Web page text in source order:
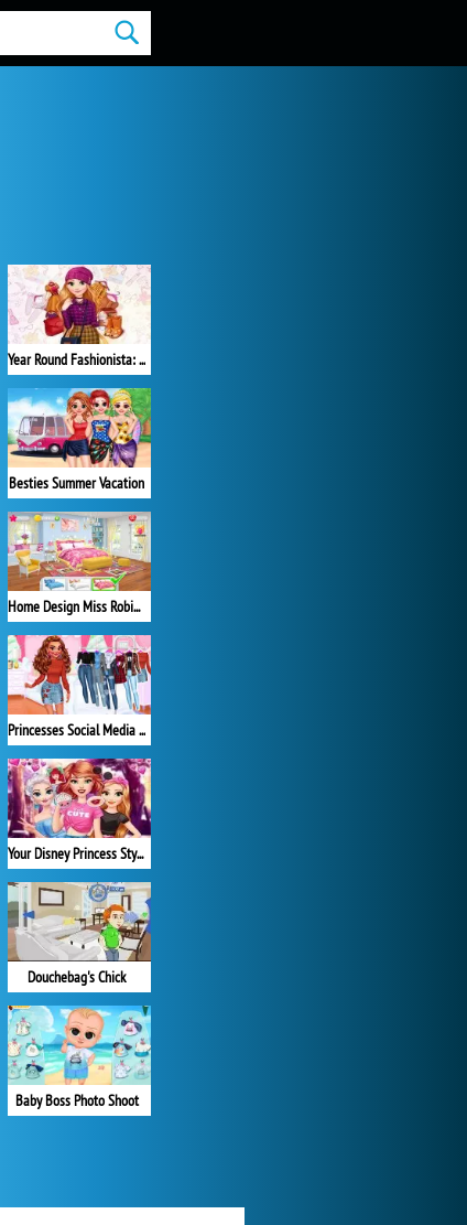
Year Round Fashionista: Rapunzel
Besties Summer Vacation
Home Design Miss Robins Home Makeover
Princesses Social Media Stars
Your Disney Princess Style
Douchebag's Chick
Baby Boss Photo Shoot